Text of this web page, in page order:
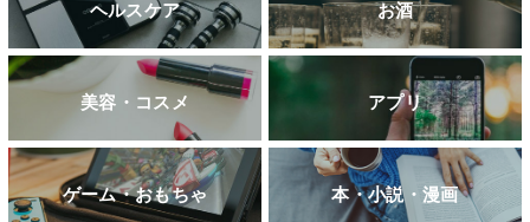
ヘルスケア お酒
美容・コスメ アプリ
ゲーム・おもちゃ 本・小説・漫画